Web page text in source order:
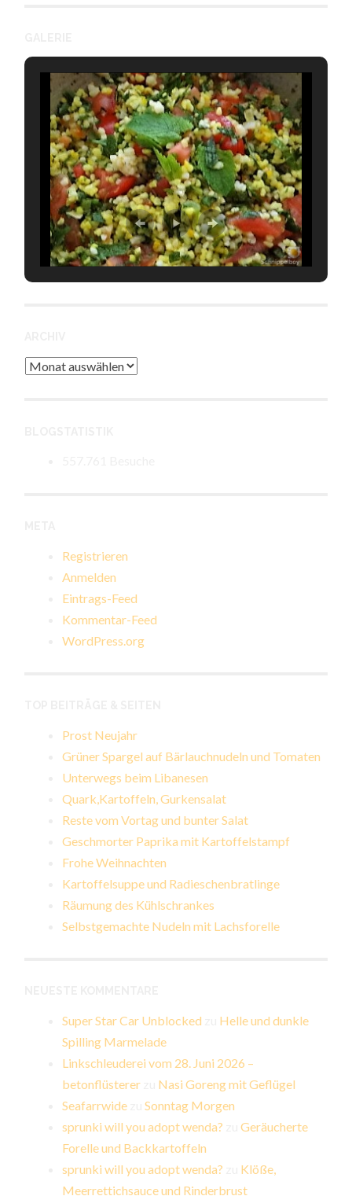
Archiv
Registrieren
Anmelden
Eintrags-Feed
Kommentar-Feed
WordPress.org
Prost Neujahr
Grüner Spargel auf Bärlauchnudeln und Tomaten
Unterwegs beim Libanesen
Quark,Kartoffeln, Gurkensalat
Reste vom Vortag und bunter Salat
Geschmorter Paprika mit Kartoffelstampf
Frohe Weihnachten
Kartoffelsuppe und Radieschenbratlinge
Räumung des Kühlschrankes
Selbstgemachte Nudeln mit Lachsforelle
Super Star Car Unblocked
Helle und dunkle
Spilling Marmelade
Linkschleuderei vom 28. Juni 2026 –
betonflüsterer
Nasi Goreng mit Geflügel
Seafarrwide zuSonntag Morgen
sprunki will you adopt wenda? zuGeräucherte
Forelle und Backkartoffeln
sprunki will you adopt wenda?
Klöße,
Meerrettichsauce und Rinderbrust